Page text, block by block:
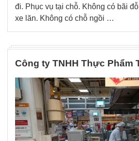
đi. Phục vụ tại chỗ. Không có bãi
xe lăn. Không có chỗ ngồi …
Công ty TNHH Thực Phẩm